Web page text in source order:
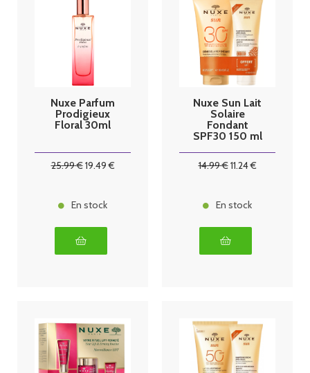
Nuxe Parfum
Prodigieux
Floral 30ml
25.99€19.49€
En stock
Nuxe Sun Lait
Solaire
Fondant
SPF30 150 ml
14.99€11.24€
En stock